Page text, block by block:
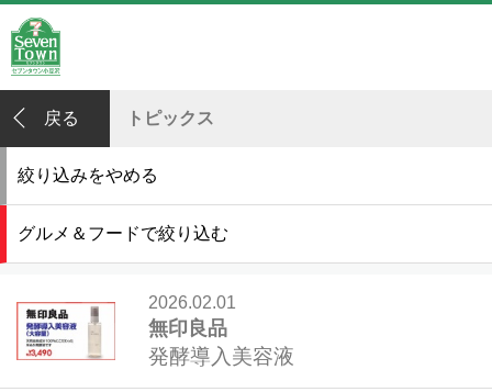
戻る トピックス
絞り込みをやめる
グルメ＆フードで絞り込む
2026.02.01
無印良品
発酵導入美容液